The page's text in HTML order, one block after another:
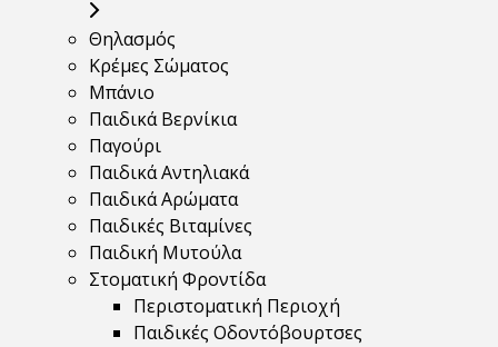
Θηλασμός
Κρέμες Σώματος
Μπάνιο
Παιδικά Βερνίκια
Παγούρι
Παιδικά Αντηλιακά
Παιδικά Αρώματα
Παιδικές Βιταμίνες
Παιδική Μυτούλα
Στοματική Φροντίδα
Περιστοματική Περιοχή
Παιδικές Οδοντόβουρτσες